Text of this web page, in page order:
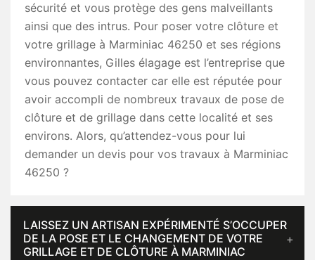
sécurité et vous protège des gens malveillants
ainsi que des intrus. Pour poser votre clôture et
votre grillage à Marminiac 46250 et ses régions
environnantes, Gilles élagage est l’entreprise que
vous pouvez contacter car elle est réputée pour
avoir accompli de nombreux travaux de pose de
clôture et de grillage dans cette localité et ses
environs. Alors, qu’attendez-vous pour lui
demander un devis pour vos travaux à Marminiac
46250 ?
LAISSEZ UN ARTISAN EXPÉRIMENTÉ S’OCCUPER
DE LA POSE ET LE CHANGEMENT DE VOTRE
GRILLAGE ET DE CLÔTURE À MARMINIAC